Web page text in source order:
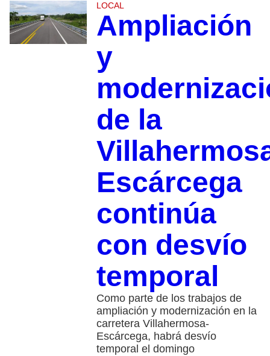
LOCAL
Ampliación
y
de la
Escárcega
continúa
con desvío
temporal
Como parte de los trabajos de
ampliación y modernización en la
carretera Villahermosa-
Escárcega, habrá desvío
temporal el domingo